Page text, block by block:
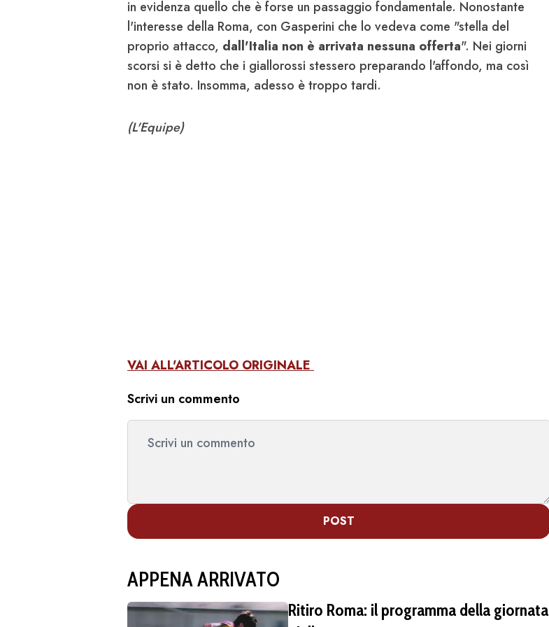
in evidenza quello che è forse un passaggio fondamentale. Nonostante
l'interesse della Roma, con Gasperini che lo vedeva come "stella del
proprio attacco, dall'Italia non è arrivata nessuna offerta". Nei giorni
scorsi si è detto che i giallorossi stessero preparando l'affondo, ma così
non è stato. Insomma, adesso è troppo tardi.
(L'Equipe)
VAI ALL'ARTICOLO ORIGINALE
Scrivi un commento
POST
APPENA ARRIVATO
Ritiro Roma: il programma della giornata